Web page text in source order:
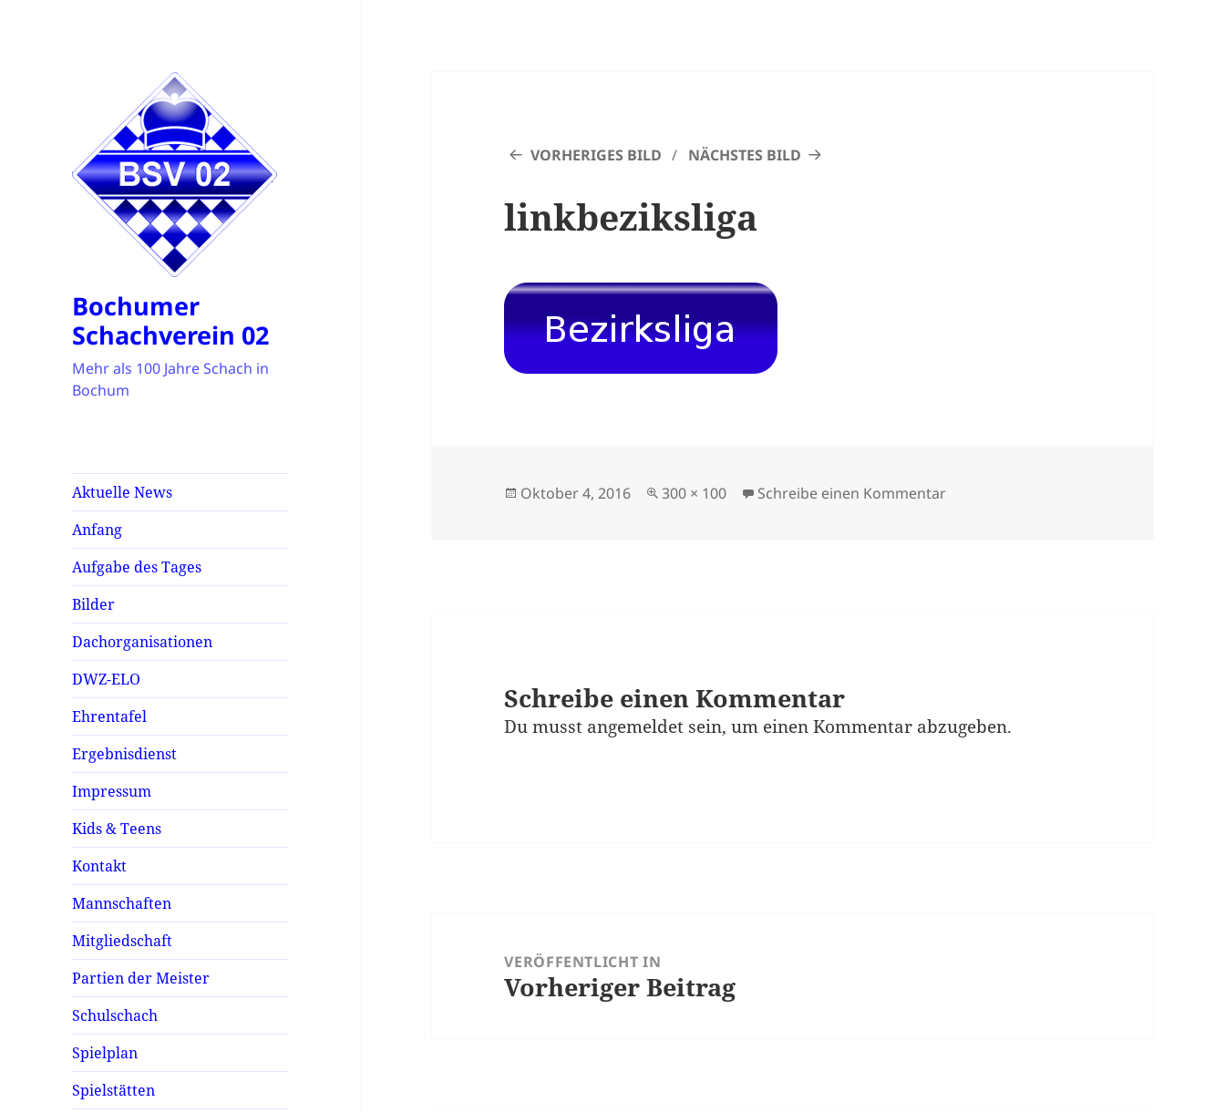
Bochumer
Schachverein 02
Mehr als 100 Jahre Schach in
Bochum
Aktuelle News
Anfang
Aufgabe des Tages
Bilder
Dachorganisationen
DWZ-ELO
Ehrentafel
Ergebnisdienst
Impressum
Kids & Teens
Kontakt
Mannschaften
Mitgliedschaft
Partien der Meister
Schulschach
Spielplan
Spielstätten
VORHERIGES BILD NÄCHSTES BILD
linkbeziksliga
Veröffentlicht
Oktober 4, 2016 Originalgröße
300 × 100 Schreibe einen Kommentarzu linkbeziksliga
Schreibe einen Kommentar
Du musst angemeldet sein, um einen Kommentar abzugeben.
VERÖFFENTLICHT IN
Vorheriger Beitrag